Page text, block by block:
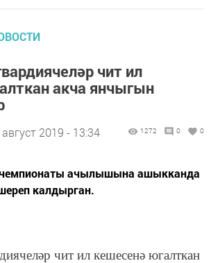
чит ил
акча янчыгын
2019 - 13:34 1272 0 0
чемпионаты ачылышына ашыкканда
калдырган.
чит ил кешесенә югалткан